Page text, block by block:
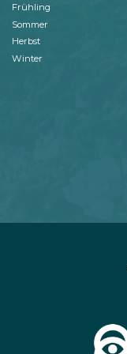
Frühling
Sommer
Herbst
Winter